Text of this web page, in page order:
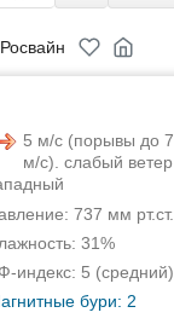
Росвайн
5 м/с (порывы до 7
м/с). слабый
737 мм рт.ст.
31%
индекс: 5 (средний)
бури: 2